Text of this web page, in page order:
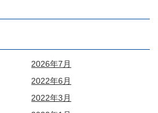
2026年7月
2022年6月
2022年3月